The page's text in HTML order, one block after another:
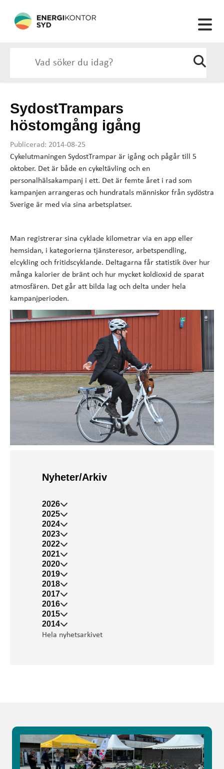
SydostTrampars
höstomgång igång
Publicerad: 2014-08-25
Cykelutmaningen SydostTrampar är igång och pågår till 5
oktober. Det är både en cykeltävling och en
personalhälsakampanj i ett. Det är femte året i rad som
kampanjen arrangeras och hundratals människor från sydöstra
Sverige är med via sina arbetsplatser.
Man registrerar sina cyklade kilometrar via en app eller
hemsidan, i kategorierna tjänsteresor, arbetspendling,
elcykling och fritidscyklande. Deltagarna får statistik över hur
många kalorier de bränt och hur mycket koldioxid de sparat
atmosfären. Det går att bilda lag och delta under hela
kampanjperioden.
Nyheter/Arkiv
2026
2025
2024
2023
2022
2021
2020
2019
2018
2017
2016
2015
2014
Hela nyhetsarkivet